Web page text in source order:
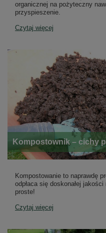
organicznej na pożyteczny
przyspieszenie.
Czytaj więcej
Kompostownik – cichy
Kompostowanie to naprawdę
odpłaca się doskonałej
proste!
Czytaj więcej